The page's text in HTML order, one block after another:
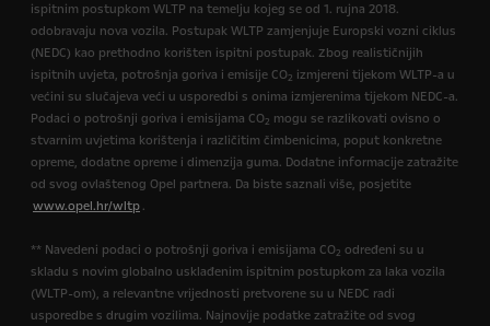
ispitnim postupkom WLTP na temelju kojeg se od 1. rujna 2018.
odobravaju nova vozila. Postupak WLTP zamjenjuje Europski vozni ciklus
(NEDC) kao prethodno korišten ispitni postupak. Zbog realističnijih
ispitnih uvjeta, potrošnja goriva i emisije CO2 izmjereni tijekom WLTP-a u
većini su slučajeva veći u usporedbi s onima izmjerenima tijekom NEDC-a.
Podaci o potrošnji goriva i emisijama CO2 mogu se razlikovati ovisno o
stvarnim uvjetima korištenja i različitim čimbenicima, poput konkretne
opreme, dodatne opreme i dimenzija guma. Dodatne informacije zatražite
od svog ovlaštenog Opel partnera. Da biste saznali više, posjetite
www.opel.hr/wltp .
** Navedeni podaci o potrošnji goriva i emisijama CO2 određeni su u
skladu s novim globalno usklađenim ispitnim postupkom za laka vozila
(WLTP-om), a relevantne vrijednosti pretvorene su u NEDC radi
usporedbe s drugim vozilima. Najnovije podatke zatražite od svog